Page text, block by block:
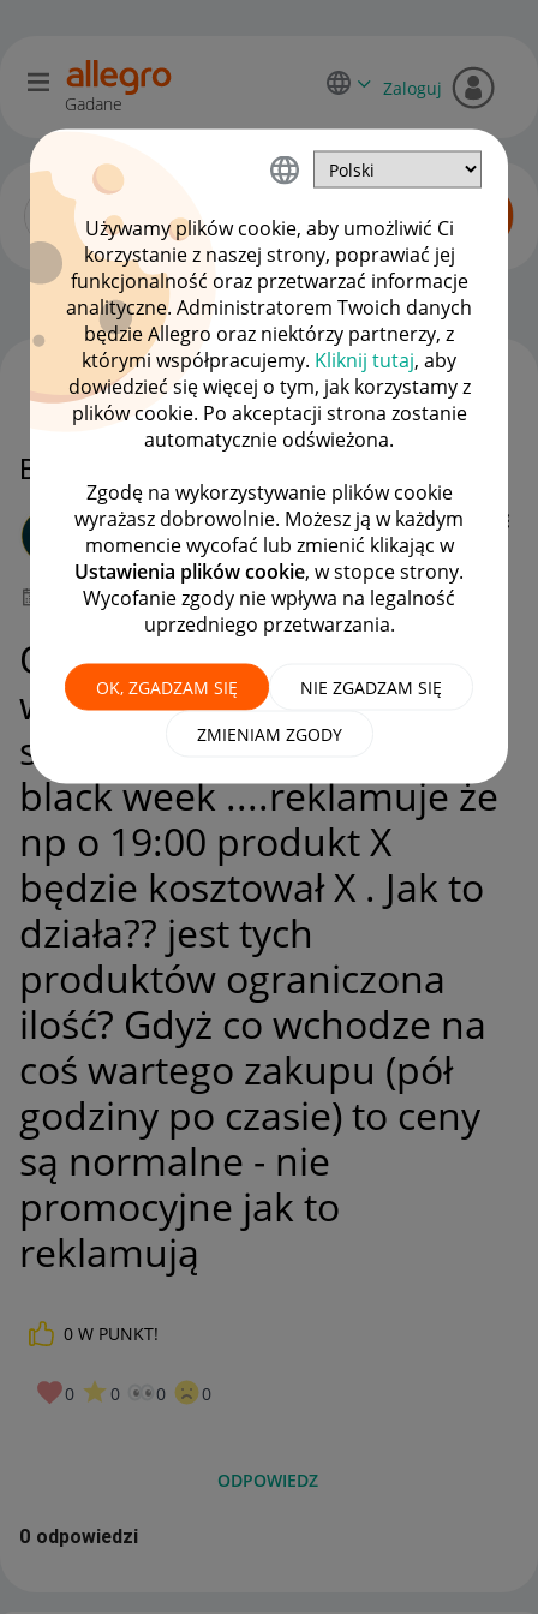
Używamy plików cookie, aby umożliwić Ci
korzystanie z naszej strony, poprawiać jej
funkcjonalność oraz przetwarzać informacje
analityczne. Administratorem Twoich danych
będzie Allegro oraz niektórzy partnerzy, z
którymi współpracujemy. Kliknij tutaj, aby
dowiedzieć się więcej o tym, jak korzystamy z
plików cookie. Po akceptacji strona zostanie
automatycznie odświeżona.
Zgodę na wykorzystywanie plików cookie
wyrażasz dobrowolnie. Możesz ją w każdym
momencie wycofać lub zmienić klikając w
Ustawienia plików cookie, w stopce strony.
Wycofanie zgody nie wpływa na legalność
uprzedniego przetwarzania.
OK, ZGADZAM SIĘ NIE ZGADZAM SIĘ
ZMIENIAM ZGODY
Gadane
Zaloguj
Dyskusje kupujących OPCJE
Black week - sklep allegro
mr-paradise
#7 Wielbiciel
‎26-11-2025 19:48
Oficjalny sklep allegro
wystawia na głównej
stronie różne produkty na
black week ....reklamuje że
np o 19:00 produkt X
będzie kosztował X . Jak to
działa?? jest tych
produktów ograniczona
ilość? Gdyż co wchodze na
coś wartego zakupu (pół
godziny po czasie) to ceny
są normalne - nie
promocyjne jak to
reklamują
0 W PUNKT!
0 0 0 0
ODPOWIEDZ
WSZYSTKIE TEMATY
0 odpowiedzi